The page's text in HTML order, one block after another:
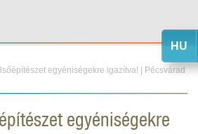
egyéniségekre igazítva! | Pécsvárad
egyéniségekre
HU